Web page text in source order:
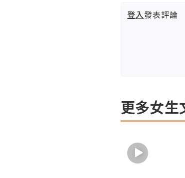
登入發表評論
更多女生